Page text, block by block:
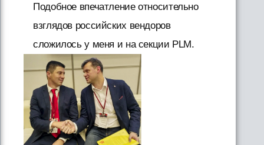
Подобное впечатление относительно
взглядов российских вендоров
сложилось у меня и на секции PLM.